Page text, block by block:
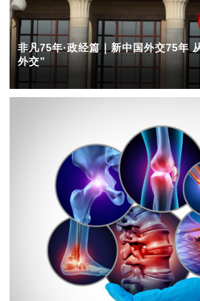
非凡75年·政经篇｜新中国外交75年
外交”